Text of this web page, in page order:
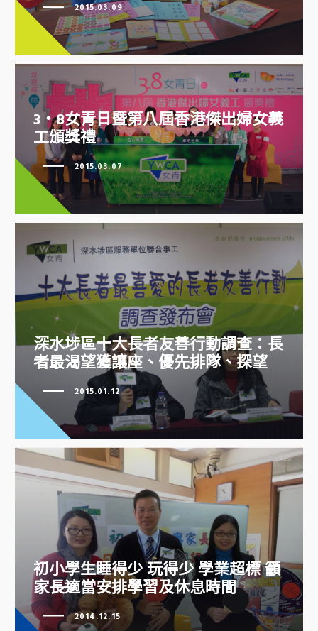
2015.03.09
3‧8女青日暨第八屆香港傑出婦女
義工頒獎禮
3‧8女青日暨第八屆香港傑出婦女義
工頒獎禮
2015.03.07
深水埗區十大長者友善行動調查：
長者最渴望獲讓座、優先排隊、探
望
深水埗區十大長者友善行動調查：長
者最渴望獲讓座、優先排隊、探望
2015.01.12
初小學生睡得少 玩得少 學業超標
籲家長適當安排學習及休息時間
初小學生睡得少 玩得少 學業超標 籲
家長適當安排學習及休息時間
2014.12.15